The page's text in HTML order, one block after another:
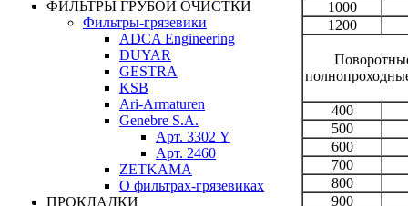
ФИЛЬТРЫ ГРУБОЙ ОЧИСТКИ
Фильтры-грязевики
ADCA Engineering
DUYAR
GESTRA
KSB
Ari-Armaturen
Genebre S.A.
Арт. 3302 Y
Арт. 2460
ZETKAMA
О фильтрах-грязевиках
ПРОКЛАДКИ
1000
1200
400
500
600
700
800
900